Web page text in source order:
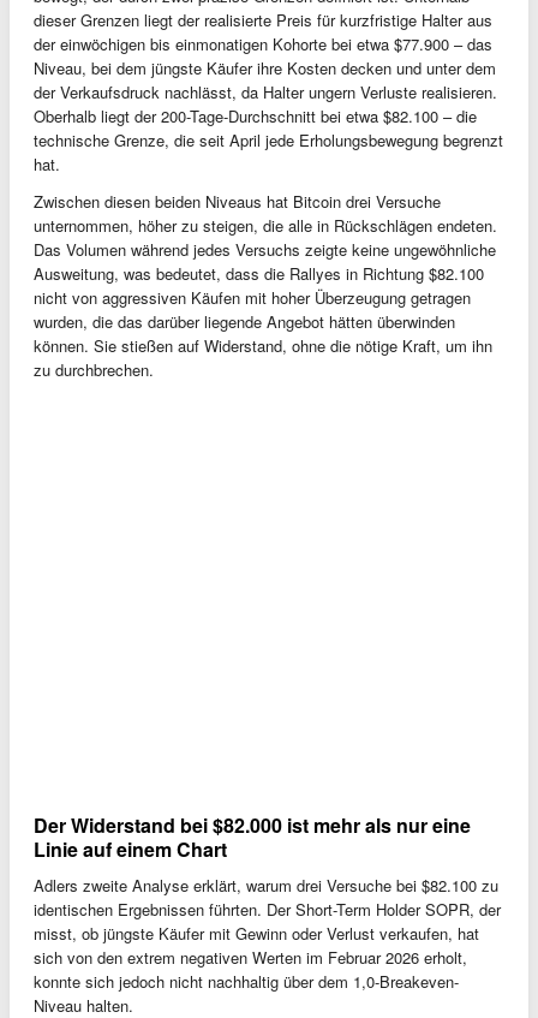
dieser Grenzen liegt der realisierte Preis für kurzfristige Halter aus
der einwöchigen bis einmonatigen Kohorte bei etwa $77.900 – das
Niveau, bei dem jüngste Käufer ihre Kosten decken und unter dem
der Verkaufsdruck nachlässt, da Halter ungern Verluste realisieren.
Oberhalb liegt der 200-Tage-Durchschnitt bei etwa $82.100 – die
technische Grenze, die seit April jede Erholungsbewegung begrenzt
hat.
Zwischen diesen beiden Niveaus hat Bitcoin drei Versuche
unternommen, höher zu steigen, die alle in Rückschlägen endeten.
Das Volumen während jedes Versuchs zeigte keine ungewöhnliche
Ausweitung, was bedeutet, dass die Rallyes in Richtung $82.100
nicht von aggressiven Käufen mit hoher Überzeugung getragen
wurden, die das darüber liegende Angebot hätten überwinden
können. Sie stießen auf Widerstand, ohne die nötige Kraft, um ihn
zu durchbrechen.
Der Widerstand bei $82.000 ist mehr als nur eine
Linie auf einem Chart
Adlers zweite Analyse erklärt, warum drei Versuche bei $82.100 zu
identischen Ergebnissen führten. Der Short-Term Holder SOPR, der
misst, ob jüngste Käufer mit Gewinn oder Verlust verkaufen, hat
sich von den extrem negativen Werten im Februar 2026 erholt,
konnte sich jedoch nicht nachhaltig über dem 1,0-Breakeven-
Niveau halten.